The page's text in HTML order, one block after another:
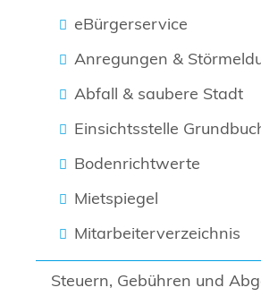
eBürgerservice
Anregungen &
Abfall & saubere Stadt
Einsichtsstelle
Bodenrichtwerte
Mietspiegel
Mitarbeiterverzeichnis
Steuern, Gebühren und